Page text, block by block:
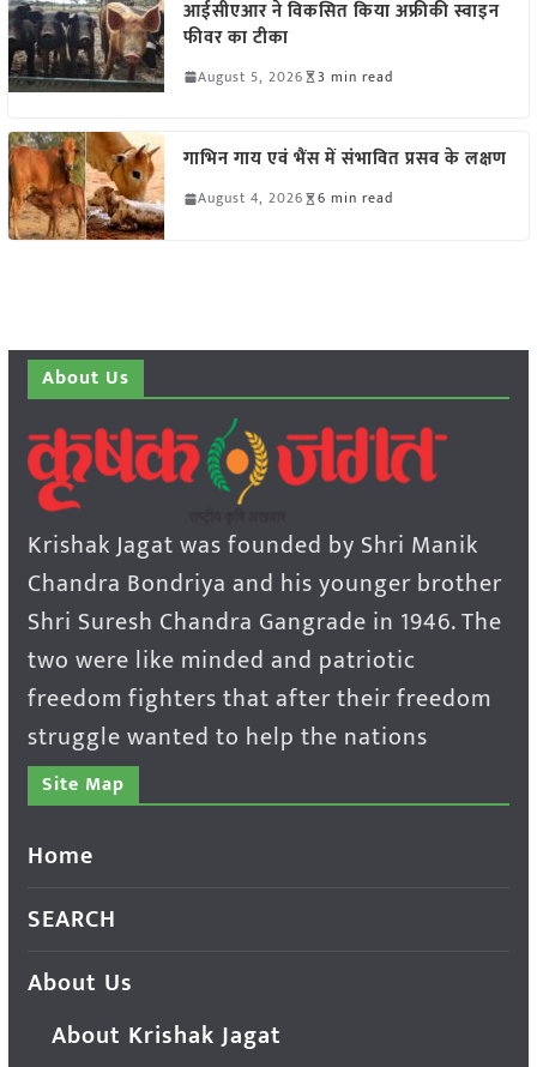
आईसीएआर ने विकसित किया अफ्रीकी स्वाइन
फीवर का टीका
August 5, 2026 3 min read
गाभिन गाय एवं भैंस में संभावित प्रसव के लक्षण
August 4, 2026 6 min read
About Us
Krishak Jagat was founded by Shri Manik
Chandra Bondriya and his younger brother
Shri Suresh Chandra Gangrade in 1946. The
two were like minded and patriotic
freedom fighters that after their freedom
struggle wanted to help the nations
Site Map
Home
SEARCH
About Us
About Krishak Jagat